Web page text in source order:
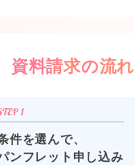
資料請求の流れ
件を選んで、
ンフレット申し込み